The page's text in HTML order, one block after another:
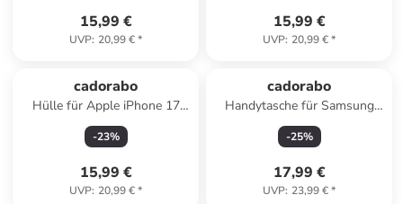
15,99 €
UVP: 20,99 €*
15,99 €
UVP: 20,99 €*
cadorabo
Hülle für Apple iPhone 17
Blumen Design in Floral Blau
-23%
15,99 €
UVP: 20,99 €*
cadorabo
Handytasche für Samsung
Galaxy M15 Hülle
Umhängetasche in Rot
-25%
17,99 €
UVP: 23,99 €*